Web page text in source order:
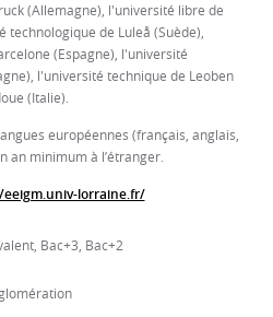
(Allemagne), l'université libre de
technologique de Luleå (Suède),
(Espagne), l'université
l'université technique de Leoben
(Italie).
européennes (français, anglais,
an minimum à l’étranger.
lorraine.fr/
Bac+3, Bac+2